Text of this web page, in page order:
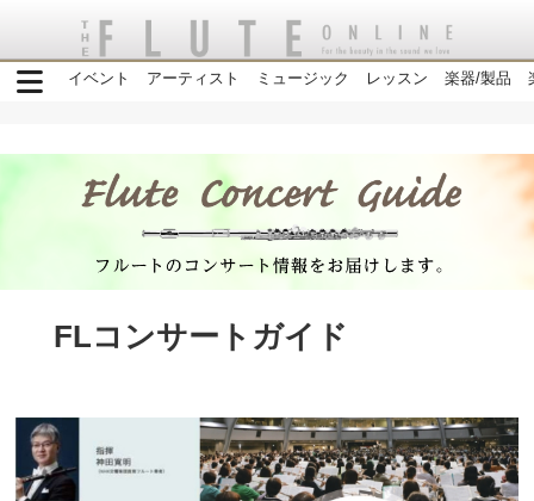
イベント アーティスト ミュージック レッスン 楽器/製品
FLコンサートガイド